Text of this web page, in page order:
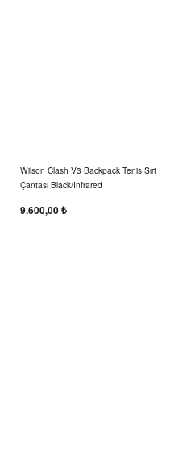
Wilson Clash V3 Backpack Tenis Sırt
Çantası Black/Infrared
9.600,00 ₺